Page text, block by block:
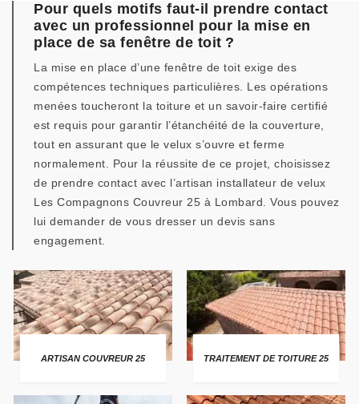
Pour quels motifs faut-il prendre contact
avec un professionnel pour la mise en
place de sa fenêtre de toit ?
La mise en place d’une fenêtre de toit exige des
compétences techniques particulières. Les opérations
menées toucheront la toiture et un savoir-faire certifié
est requis pour garantir l’étanchéité de la couverture,
tout en assurant que le velux s’ouvre et ferme
normalement. Pour la réussite de ce projet, choisissez
de prendre contact avec l’artisan installateur de velux
Les Compagnons Couvreur 25 à Lombard. Vous pouvez
lui demander de vous dresser un devis sans
engagement.
ARTISAN COUVREUR 25 TRAITEMENT DE TOITURE 25